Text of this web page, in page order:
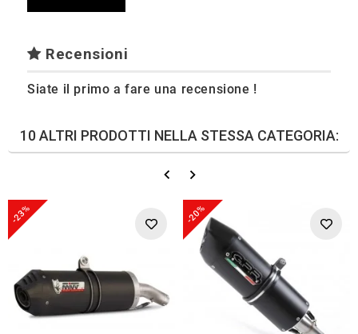
Recensioni
Siate il primo a fare una recensione !
10 ALTRI PRODOTTI NELLA STESSA CATEGORIA:
-23% -20%